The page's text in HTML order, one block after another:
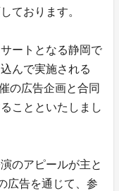
ております。
ートとなる静岡で
んで実施される
の広告企画と合同
ことといたしまし
のアピールが主と
広告を通じて、参